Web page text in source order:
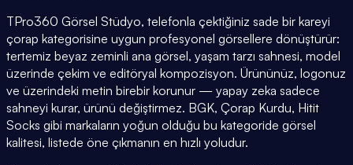
TPro360 Görsel Stüdyo, telefonla çektiğiniz sade bir kareyi
çorap kategorisine uygun profesyonel görsellere dönüştürür:
tertemiz beyaz zeminli ana görsel, yaşam tarzı sahnesi, model
üzerinde çekim ve editöryal kompozisyon. Ürününüz, logonuz
ve üzerindeki metin birebir korunur — yapay zeka sadece
sahneyi kurar, ürünü değiştirmez. BGK, Çorap Kurdu, Hitit
Socks gibi markaların yoğun olduğu bu kategoride görsel
kalitesi, listede öne çıkmanın en hızlı yoludur.